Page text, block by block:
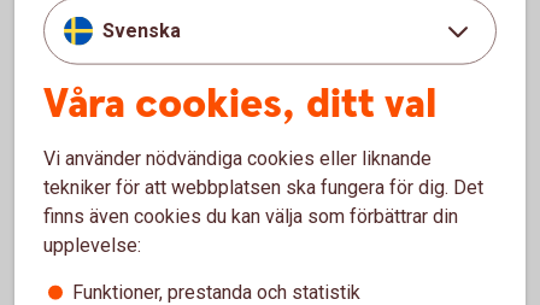
Se alla Risk- och kapitaltäckningsrapporter på
Risk reports (endastengelska)
Svenska
Våra cookies, ditt val
Vi använder nödvändiga cookies eller liknande
tekniker för att webbplatsen ska fungera för dig. Det
finns även cookies du kan välja som förbättrar din
upplevelse:
Funktioner, prestanda och statistik